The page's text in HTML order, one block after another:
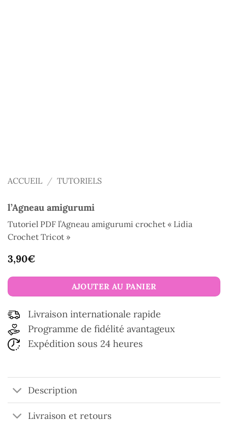
ACCUEIL / TUTORIELS
l’Agneau amigurumi
Tutoriel PDF l’Agneau amigurumi crochet « Lidia
Crochet Tricot »
3,90€
AJOUTER AU PANIER
Livraison internationale rapide
Programme de fidélité avantageux
Expédition sous 24 heures
Description
Livraison et retours